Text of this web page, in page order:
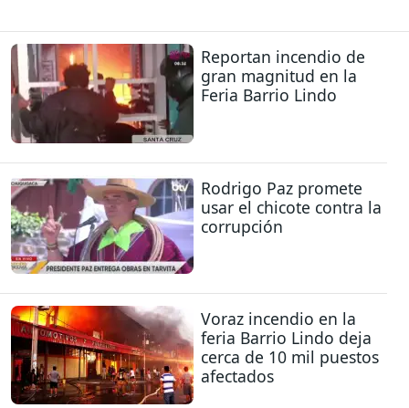
Reportan incendio de
gran magnitud en la
Feria Barrio Lindo
Rodrigo Paz promete
usar el chicote contra la
corrupción
Voraz incendio en la
feria Barrio Lindo deja
cerca de 10 mil puestos
afectados